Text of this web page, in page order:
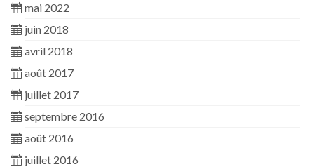
mai 2022
juin 2018
avril 2018
août 2017
juillet 2017
septembre 2016
août 2016
juillet 2016